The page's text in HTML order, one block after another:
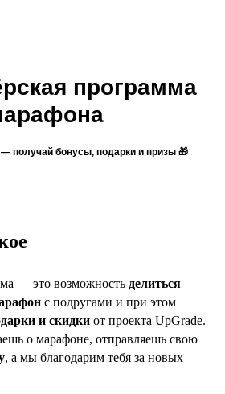
программа
получай бонусы, подарки и призы 🎁
— это возможность делиться
с подругами и при этом
и скидки от проекта UpGrade.
о марафоне, отправляешь свою
, а мы благодарим тебя за новых